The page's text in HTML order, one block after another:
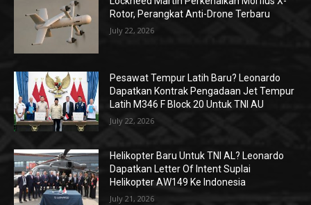
Rotor, Perangkat Anti-Drone Terbaru
July 22, 2026
Pesawat Tempur Latih Baru? Leonardo
Dapatkan Kontrak Pengadaan Jet Tempur
Latih M346 F Block 20 Untuk TNI AU
July 22, 2026
Helikopter Baru Untuk TNI AL? Leonardo
Dapatkan Letter Of Intent Suplai
Helikopter AW149 Ke Indonesia
July 21, 2026